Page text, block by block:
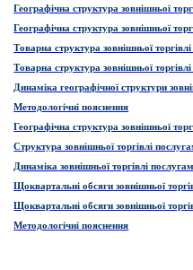
Географічна структура зовнішньої
Географічна структура зовнішньої
Товарна структура зовнішньої торгівлі
Товарна структура зовнішньої
Динаміка географічної структури
Методологічні пояснення
Географічна структура зовнішньої
Структура зовнішньої торгівлі
Динаміка зовнішньої торгівлі
Щоквартальні обсяги зовнішньої
Щоквартальні обсяги зовнішньої
Методологічні пояснення